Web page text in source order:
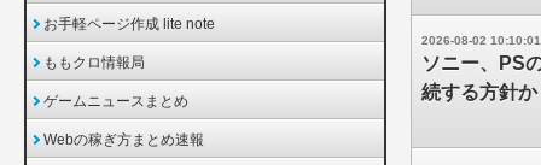
2026-08-02 10:10:01
ソニー、PS
続する方針か
お手軽ページ作成 lite note
ももクロ情報局
ゲームニュースまとめ
Webの稼ぎ方まとめ速報